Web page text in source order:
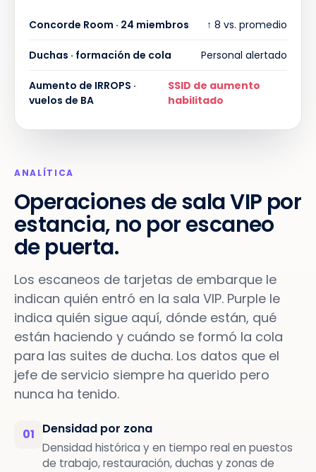
Concorde Room · 24 miembros ↑ 8 vs. promedio
Duchas · formación de cola Personal alertado
Aumento de IRROPS ·
vuelos de BA
SSID de aumento
habilitado
ANALÍTICA
Operaciones de sala VIP por
estancia, no por escaneo
de puerta.
Los escaneos de tarjetas de embarque le
indican quién entró en la sala VIP. Purple le
indica quién sigue aquí, dónde están, qué
están haciendo y cuándo se formó la cola
para las suites de ducha. Los datos que el
jefe de servicio siempre ha querido pero
nunca ha tenido.
01 Densidad por zona
Densidad histórica y en tiempo real en puestos
de trabajo, restauración, duchas y zonas de